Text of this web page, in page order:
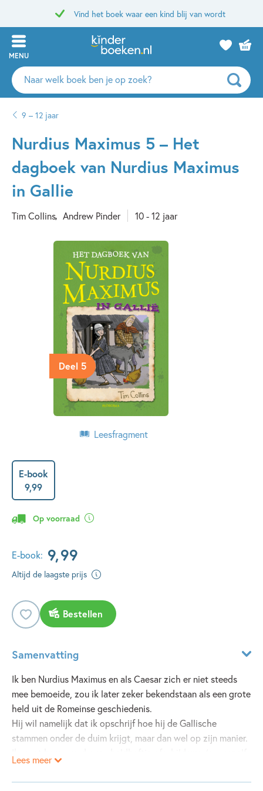
Vind het boek waar een kind blij van wordt
MENU
Zoeken
naar
auteurs
uitgevers
9 – 12 jaar
Nurdius Maximus 5 – Het
dagboek van Nurdius Maximus
in Gallie
Tim Collins Andrew Pinder 10 - 12 jaar
Deel 5
Leesfragment
E-book
9,99
Op voorraad
E-book: 9,99
Altijd de laagste prijs
Bestellen
Samenvatting
Ik ben Nurdius Maximus en als Caesar zich er niet steeds
mee bemoeide, zou ik later zeker bekendstaan als een grote
held uit de Romeinse geschiedenis.
Hij wil namelijk dat ik opschrijf hoe hij de Gallische
stammen onder de duim krijgt, maar dan wel op zijn manier.
weglaten), en de Galliërs als rare wilden met stomme
kapsels.
Lees meer